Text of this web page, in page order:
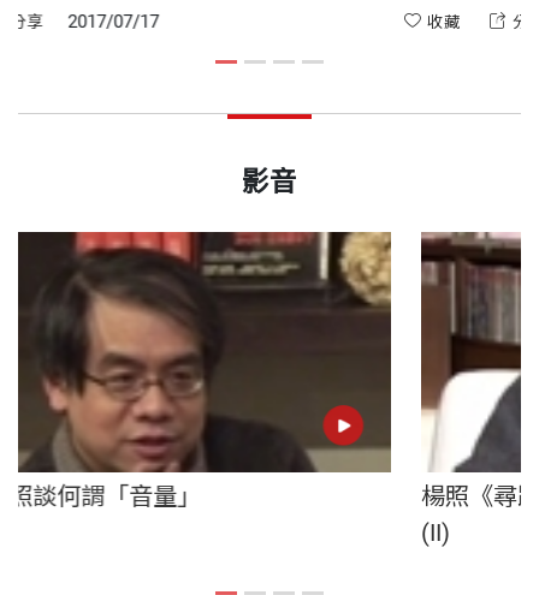
因為意識到他其實不是臺灣人，或其實是美國人，而放
為不再相信他創造的奇蹟故事而放棄當他的球迷；
他的球迷。
分享 2017/07/17 收藏
影音
》楊照談何謂「音量」
楊照